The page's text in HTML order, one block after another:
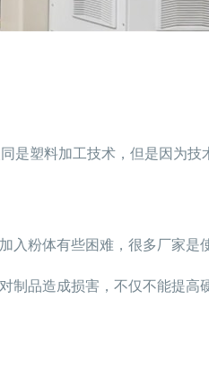
是塑料加工技术，但是因为技
入粉体有些困难，很多厂家是
制品造成损害，不仅不能提高